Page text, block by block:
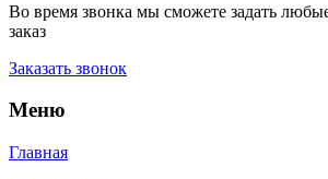
Во время звонка мы сможете задать
заказ
Заказать звонок
Меню
Главная